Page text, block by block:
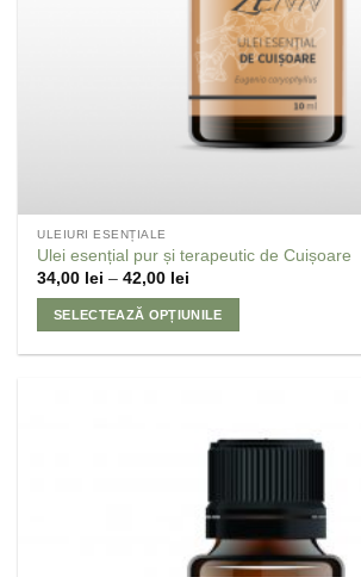
ULEIURI ESENȚIALE
Ulei esențial pur și terapeutic de Cuișoare
34,00 lei –42,00 lei
SELECTEAZĂ OPȚIUNILE